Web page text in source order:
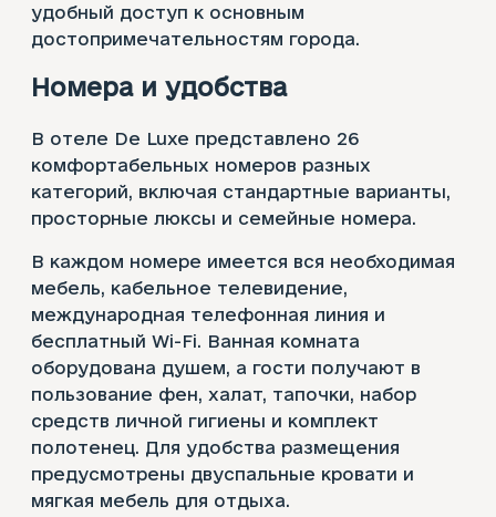
удобный доступ к основным
достопримечательностям города.
Номера и удобства
В отеле De Luxe представлено 26
комфортабельных номеров разных
категорий, включая стандартные варианты,
просторные люксы и семейные номера.
В каждом номере имеется вся необходимая
мебель, кабельное телевидение,
международная телефонная линия и
бесплатный Wi-Fi. Ванная комната
оборудована душем, а гости получают в
пользование фен, халат, тапочки, набор
средств личной гигиены и комплект
полотенец. Для удобства размещения
предусмотрены двуспальные кровати и
мягкая мебель для отдыха.